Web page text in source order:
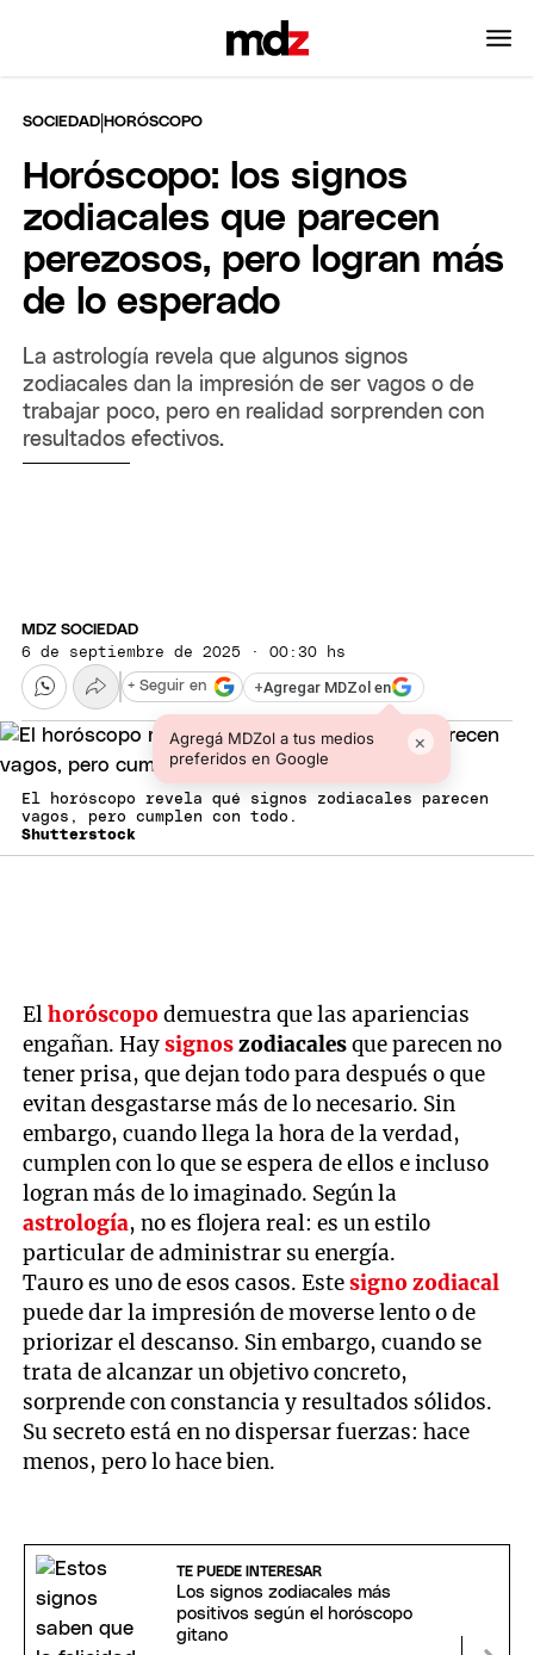
SOCIEDAD |HORÓSCOPO
Horóscopo: los signos
zodiacales que parecen
perezosos, pero logran más
de lo esperado
La astrología revela que algunos signos
zodiacales dan la impresión de ser vagos o de
trabajar poco, pero en realidad sorprenden con
resultados efectivos.
MDZ SOCIEDAD
6 de septiembre de 2025 · 00:30 hs
+Agregar MDZol en
Agregá MDZol a tus medios
preferidos en Google
×
+ Seguir en
El horóscopo revela qué signos zodiacales parecen
vagos, pero cumplen con todo.
Shutterstock
Elhoróscopodemuestra que las apariencias
engañan. Haysignoszodiacalesque parecen no
tener prisa, que dejan todo para después o que
evitan desgastarse más de lo necesario. Sin
embargo, cuando llega la hora de la verdad,
cumplen con lo que se espera de ellos e incluso
logran más de lo imaginado. Según la
astrología, no es flojera real: es un estilo
particular de administrar su energía.
Tauro es uno de esos casos. Estesigno zodiacal
puede dar la impresión de moverse lento o de
priorizar el descanso. Sin embargo, cuando se
trata de alcanzar un objetivo concreto,
sorprende con constancia y resultados sólidos.
Su secreto está en no dispersar fuerzas: hace
menos, pero lo hace bien.
TE PUEDE INTERESAR
Los signos zodiacales más
positivos según el horóscopo
gitano